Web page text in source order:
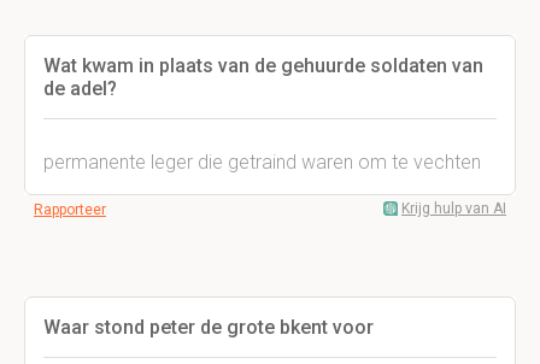
Wat kwam in plaats van de gehuurde soldaten van
de adel?
permanente leger die getraind waren om te vechten
Rapporteer Krijg hulp van AI
Waar stond peter de grote bkent voor